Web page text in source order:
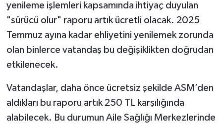
yenileme işlemleri kapsamında ihtiyaç duyulan
"sürücü olur" raporu artık ücretli olacak. 2025
Temmuz ayına kadar ehliyetini yenilemek zorunda
olan binlerce vatandaş bu değişiklikten doğrudan
etkilenecek.
Vatandaşlar, daha önce ücretsiz şekilde ASM’den
aldıkları bu raporu artık 250 TL karşılığında
alabilecek. Bu durumun Aile Sağlığı Merkezlerinde